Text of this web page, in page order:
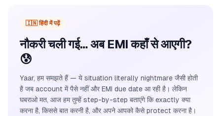
🇮🇳 हिंदी में पढ़ें
नौकरी चली गई… अब EMI कहाँ से आएगी?
😰
Yaar, हम समझते हैं — ये situation literally nightmare जैसी होती
है जब account में पैसे नहीं और EMI due date आ रही है। लेकिन
घबराओ मत, आज हम तुम्हें step-by-step बताएंगे कि exactly क्या
करना है, किससे बात करनी है, और अपने आपको कैसे protect करना है।